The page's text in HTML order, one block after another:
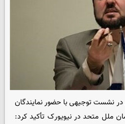
در نشست توجیهی با حضور نمایندگان
سازمان ملل متحد در نیویورک تأکید کرد: